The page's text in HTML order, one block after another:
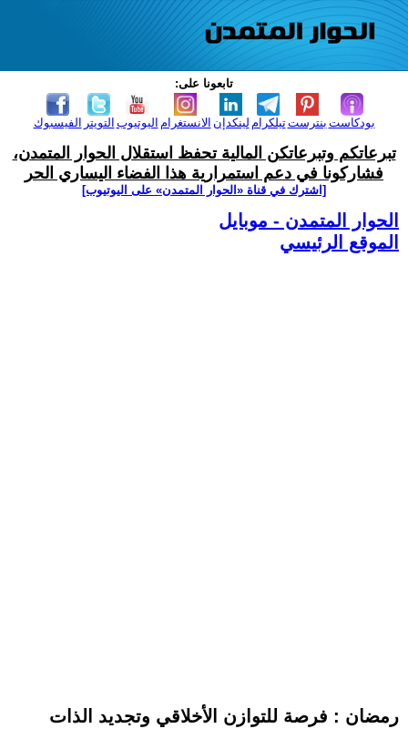
تابعونا على:
الفيسبوك التويتر اليوتيوب الانستغرام لينكدإن تيلكرامبنترست بودكاست
تبرعاتكم وتبرعاتكن المالية تحفظ استقلال الحوار المتمدن،
فشاركونا في دعم استمرارية هذا الفضاء اليساري الحر
[اشترك في قناة ‫«الحوار المتمدن» على اليوتيوب]
الحوار المتمدن - موبايل
الموقع الرئيسي
رمضان : فرصة للتوازن الأخلاقي وتجديد الذات